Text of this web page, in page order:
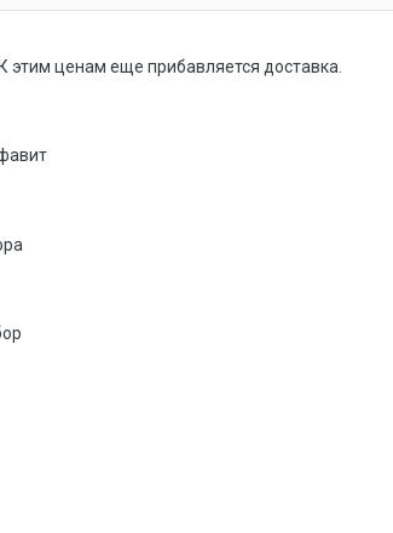
ценам еще прибавляется доставка.